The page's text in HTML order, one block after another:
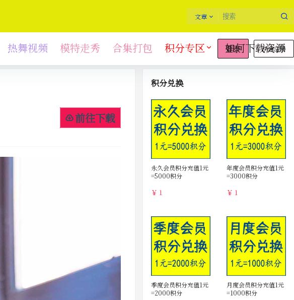
文章
登录 快速注册
热舞视频 模特走秀 合集打包 积分专区 如何下载资源
前往下载
积分兑换
永久会员积分充值1元
=5000积分
￥ 1
年度会员积分充值1元
=3000积分
￥ 1
季度会员积分充值1元
=2000积分
月度会员积分充值1元
=1000积分